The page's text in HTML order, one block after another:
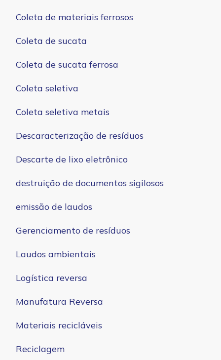
Coleta de materiais ferrosos
Coleta de sucata
Coleta de sucata ferrosa
Coleta seletiva
Coleta seletiva metais
Descaracterização de resíduos
Descarte de lixo eletrônico
destruição de documentos sigilosos
emissão de laudos
Gerenciamento de resíduos
Laudos ambientais
Logística reversa
Manufatura Reversa
Materiais recicláveis
Reciclagem